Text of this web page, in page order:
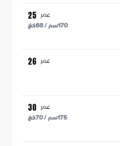
عمر 25
170سم /68كغ
عمر 26
عمر 30
175سم /70كغ